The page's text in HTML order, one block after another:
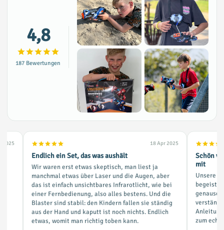
4,8
187 Bewertungen
2025 18 Apr 2025
Endlich ein Set, das was aushält
Wir waren erst etwas skeptisch, man liest ja
manchmal etwas über Laser und die Augen, aber
das ist einfach unsichtbares Infrarotlicht, wie bei
einer Fernbedienung, also alles bestens. Und die
Blaster sind stabil: den Kindern fallen sie ständig
aus der Hand und kaputt ist noch nichts. Endlich
etwas, womit man richtig toben kann.
Schön
mit
Unsere
genauso
Anleitung
zum